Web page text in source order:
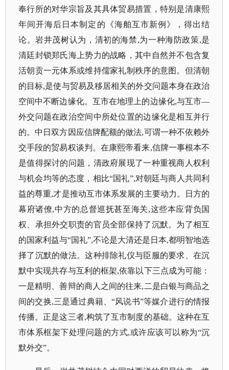
奉行所的对华宗旨及其具体贸易措置，特别是清康熙
年间开海后日本制定的《海舶互市新例》，得出结
论。岩井茂树认为，清初的海禁,为一种海防政策,是
清廷封锁郑氏海上势力的战略，其中自然并不包含复
活朝贡一元体系或维持儒家礼制秩序的意图。但清朝
的目标,是使与贸易及移居相关的外交问题本身在政治
空间中不断边缘化。互市在地理上的边缘化,与互市—
外交问题在政治空间中所处位置的边缘化是相互并行
的。中日双方因应信牌配额的做法,可谓一种不依赖外
交手段的贸易权谈判。在康熙帝看来,信牌一事根本不
是值得探讨的问题，清政府展现了一种重视商人权利
与机会均等的态度，相比“国礼”,对朝廷与商人共同利
益的尊重,才是推动互市体系发展的主要动力。日方的
幕府诸僚,中方的总督巡抚甚至海关,这些本应背负国
权、承担外交职责的官员全部保持了沉默。为了相互
的国家利益与“国礼”,不论是大清还是日本,都明智地选
择了沉默的做法。这种排除礼仪与臣服的要求、在沉
默中实现共存与互利的框架,依靠以下三点成为可能：
一是精明、善辩的商人之间的往来,二是白银与商品之
间的交换,三是通过典籍、“风说书”等媒介进行的情报
传播。正是这三者,构筑了互市制度的基础。这种在互
市体系框架下处理问题的方式,或许应该可以称为“沉
默外交”。